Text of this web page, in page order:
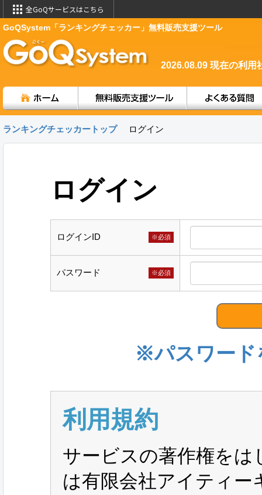
全GoQサービスはこちら
GoQSystem「ランキングチェッカー」無料販売支援ツール
2026.08.09 現在の利用
ランキングチェッカートップ ログイン
ログイン
ログインID ※必須
パスワード ※必須
※パスワード
利用規約
サービスの著作権をは
は有限会社アイティー